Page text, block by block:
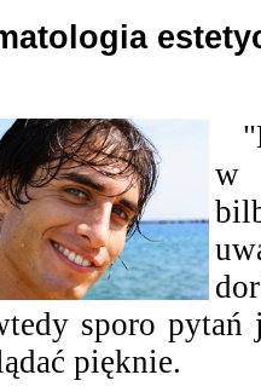
w
sporo pytań
pięknie.